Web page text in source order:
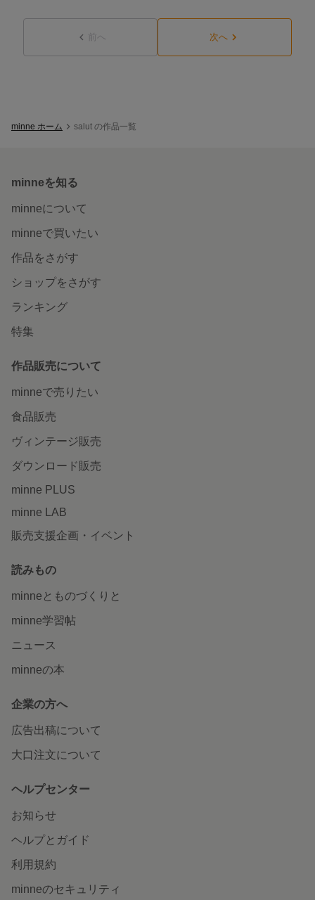
前へ 次へ
minne ホーム salut の作品一覧
minneを知る
minneについて
minneで買いたい
作品をさがす
ショップをさがす
ランキング
特集
作品販売について
minneで売りたい
食品販売
ヴィンテージ販売
ダウンロード販売
minne PLUS
minne LAB
販売支援企画・イベント
読みもの
minneとものづくりと
minne学習帖
ニュース
minneの本
企業の方へ
広告出稿について
大口注文について
ヘルプセンター
お知らせ
ヘルプとガイド
利用規約
minneのセキュリティ